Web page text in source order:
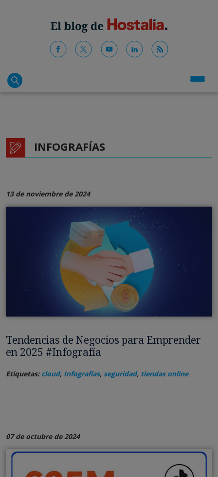
INFOGRAFÍAS
13 de noviembre de 2024
Tendencias de Negocios para Emprender
en 2025 #Infografía
Etiquetas: cloud, Infografías, seguridad, tiendas online
07 de octubre de 2024